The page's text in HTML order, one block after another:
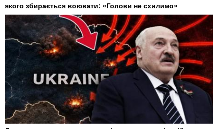
якого збирається воювати: «Голови не схилимо»